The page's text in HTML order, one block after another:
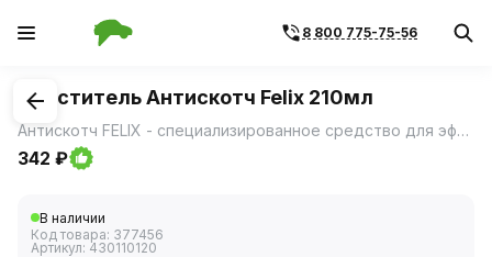
8 800 775-75-56
1/1
Очиститель Антискотч Felix 210мл
Антискотч FELIX - специализированное средство для эффективного удаления клеевых составов и следов наклеек с различных поверхностей.
342 ₽
В наличии
Код товара: 377456
Артикул: 430110120